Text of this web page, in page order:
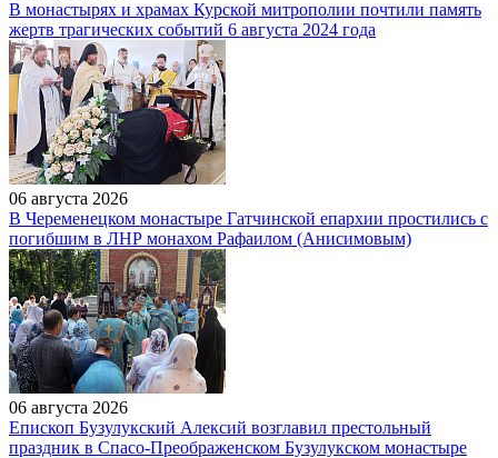
В монастырях и храмах Курской митрополии почтили память
жертв трагических событий 6 августа 2024 года
06 августа 2026
В Череменецком монастыре Гатчинской епархии простились с
погибшим в ЛНР монахом Рафаилом (Анисимовым)
06 августа 2026
Епископ Бузулукский Алексий возглавил престольный
праздник в Спасо-Преображенском Бузулукском монастыре